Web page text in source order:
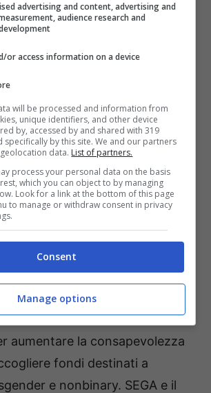
raccolta fondi su Twitch
Month, SEGA Pride (un
di dipendenti di SEGA) ha
fondi per
benefica con sede nel Regno
SEGA Pride ha collaborato
di tutto il mondo su base
aumentare la consapevolezza
fondi destinati a
e nonbinary. SEGA e il
advertising and content, advertising and
audience research and
or access information on a device
will be processed and information from
unique identifiers, and other device
by, accessed by and shared with 319
specifically by this site. We and our partners
data. List of partners.
process your personal data on the basis
which you can object to by managing
Look for a link at the bottom of this page
to manage or withdraw consent in privacy
Consent
Manage options